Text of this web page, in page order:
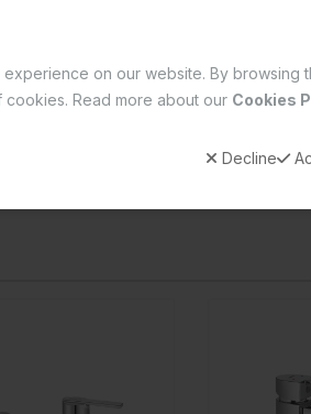
on our website. By browsing
Read more about our Cookies
Decline